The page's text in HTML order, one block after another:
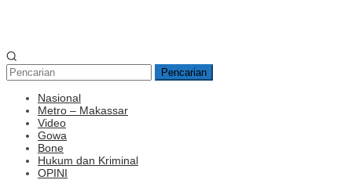
Pencarian
Nasional
Metro – Makassar
Video
Gowa
Bone
Hukum dan Kriminal
OPINI